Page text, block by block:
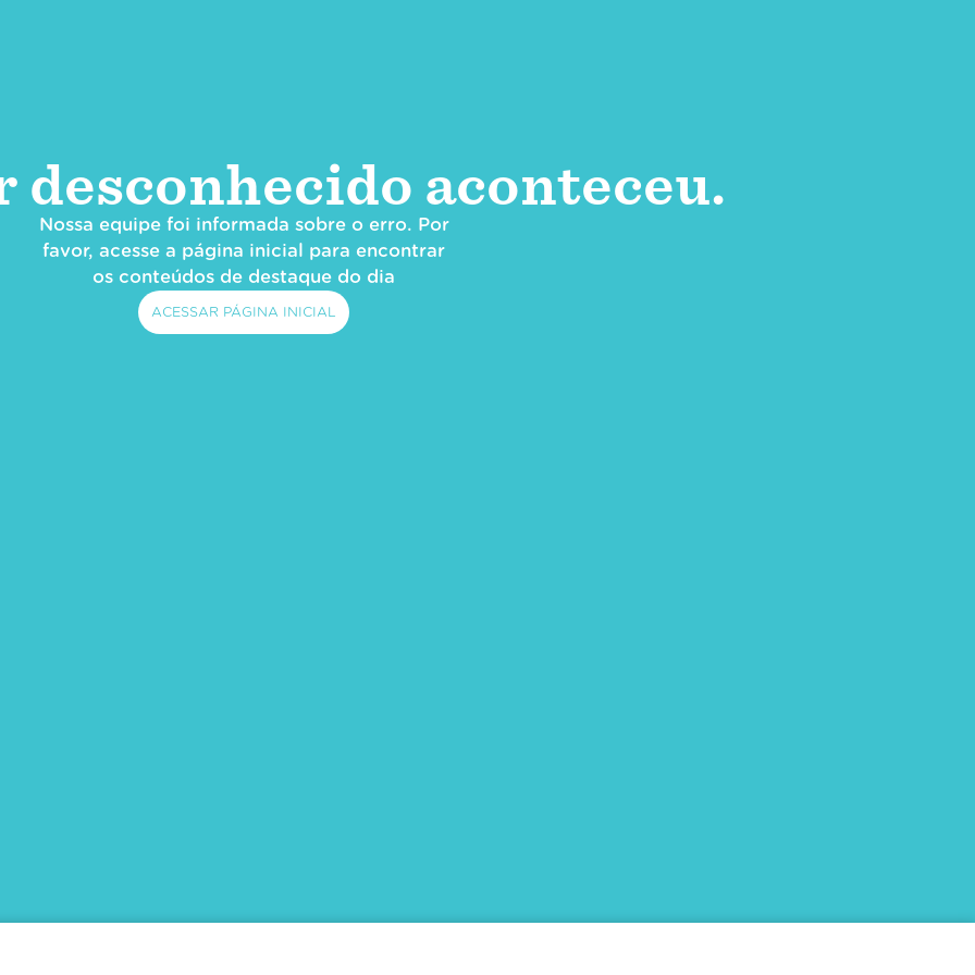
desconhecido aconteceu.
Nossa equipe foi informada sobre o erro. Por
favor, acesse a página inicial para encontrar
os conteúdos de destaque do dia
ACESSAR PÁGINA INICIAL